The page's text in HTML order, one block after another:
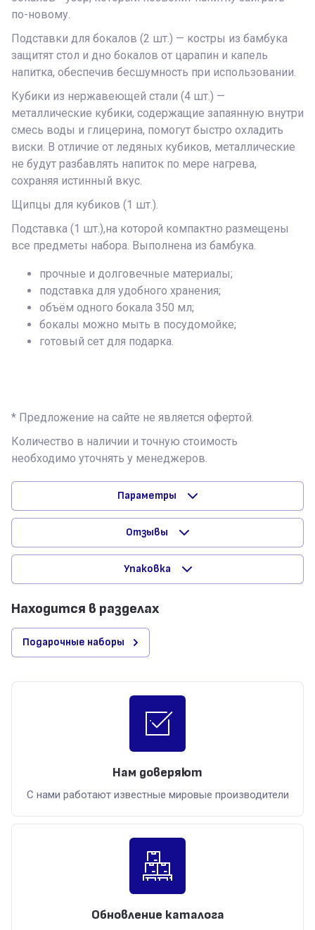
по-новому.
Подставки для бокалов (2 шт.) — костры из бамбука
защитят стол и дно бокалов от царапин и капель
напитка, обеспечив бесшумность при использовании.
Кубики из нержавеющей стали (4 шт.) —
металлические кубики, содержащие запаянную внутри
смесь воды и глицерина, помогут быстро охладить
виски. В отличие от ледяных кубиков, металлические
не будут разбавлять напиток по мере нагрева,
сохраняя истинный вкус.
Щипцы для кубиков (1 шт.).
Подставка (1 шт.),на которой компактно размещены
все предметы набора. Выполнена из бамбука.
прочные и долговечные материалы;
подставка для удобного хранения;
объём одного бокала 350 мл;
бокалы можно мыть в посудомойке;
готовый сет для подарка.
* Предложение на сайте не является офертой.
Количество в наличии и точную стоимость
необходимо уточнять у менеджеров.
Параметры
Отзывы
Упаковка
Находится в разделах
Подарочные наборы
Нам доверяют
С нами работают известные мировые производители
Обновление каталога